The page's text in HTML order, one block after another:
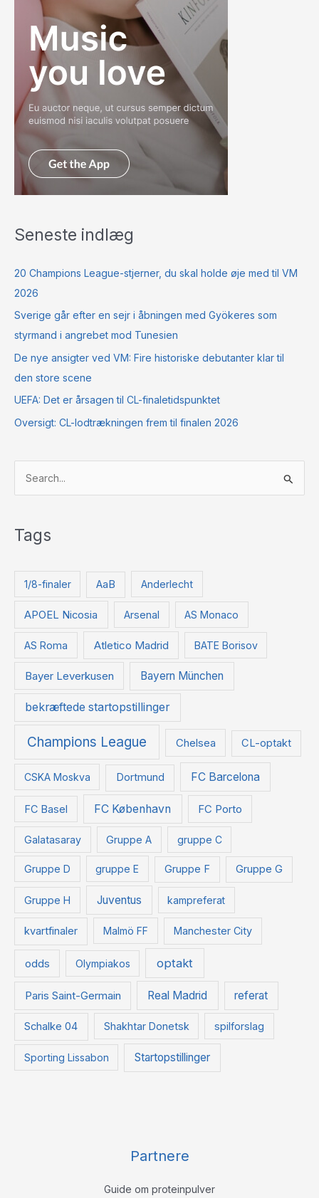
Seneste indlæg
20 Champions League-stjerner, du skal holde øje med til VM
2026
Sverige går efter en sejr i åbningen med Gyökeres som
styrmand i angrebet mod Tunesien
De nye ansigter ved VM: Fire historiske debutanter klar til
den store scene
UEFA: Det er årsagen til CL-finaletidspunktet
Oversigt: CL-lodtrækningen frem til finalen 2026
e
e
Tags
1/8-finaler AaB Anderlecht
APOEL Nicosia Arsenal AS Monaco
AS Roma Atletico Madrid BATE Borisov
Bayer Leverkusen Bayern München
bekræftede startopstillinger
Champions League Chelsea CL-optakt
CSKA Moskva Dortmund FC Barcelona
FC Basel FC København FC Porto
Galatasaray Gruppe A gruppe C
Gruppe D gruppe E Gruppe F Gruppe G
Gruppe H Juventus kampreferat
kvartfinaler Malmö FF Manchester City
odds Olympiakos optakt
Paris Saint-Germain Real Madrid referat
Schalke 04 Shakhtar Donetsk spilforslag
Sporting Lissabon Startopstillinger
Partnere
Guide om proteinpulver